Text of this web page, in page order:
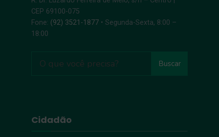
CEP 69100-075
Fone: (92) 3521-1877 • Segunda-Sexta, 8:00 –
18:00
Buscar
Cidadão